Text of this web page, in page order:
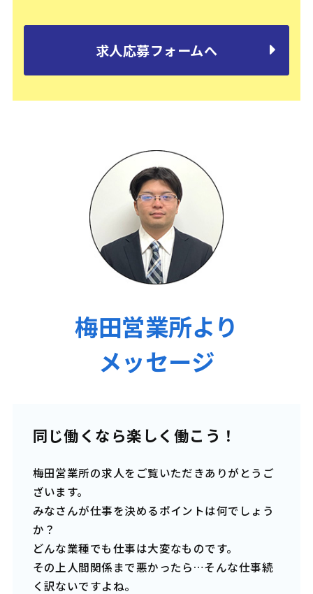
求人応募フォームへ
梅田営業所より
メッセージ
同じ働くなら楽しく働こう！
梅田営業所の求人をご覧いただきありがとうご
ざいます。
みなさんが仕事を決めるポイントは何でしょう
か？
どんな業種でも仕事は大変なものです。
その上人間関係まで悪かったら…そんな仕事続
く訳ないですよね。